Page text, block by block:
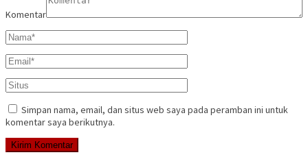
Komentar
Simpan nama, email, dan situs web saya pada peramban ini untuk
komentar saya berikutnya.